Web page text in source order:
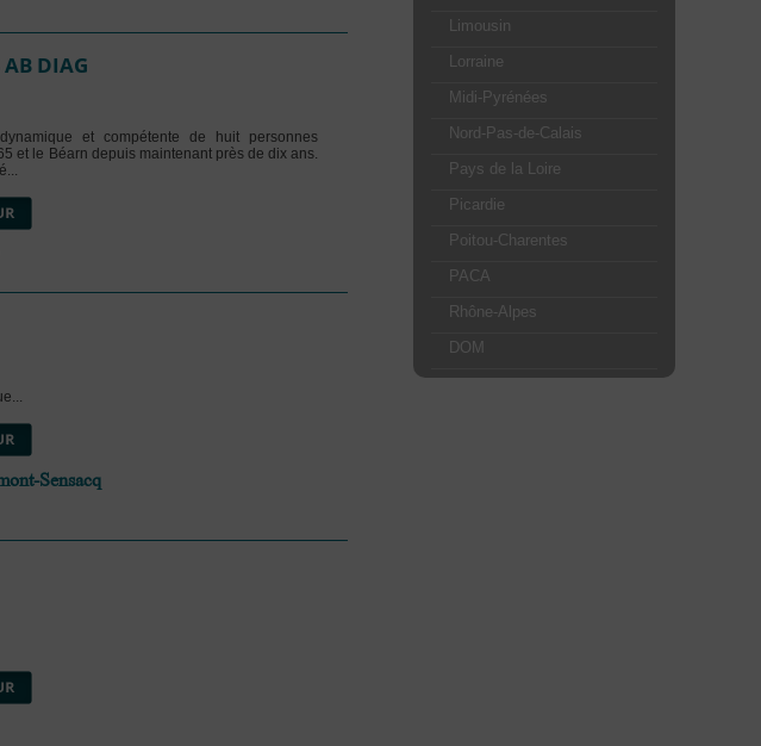
Limousin
Lorraine
Midi-Pyrénées
Nord-Pas-de-Calais
Pays de la Loire
Picardie
Poitou-Charentes
PACA
Rhône-Alpes
DOM
AB DIAG
et compétente de huit personnes
et le Béarn depuis maintenant près de dix ans.
Sensacq